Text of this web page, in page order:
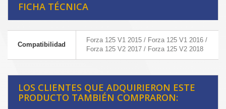
FICHA TÉCNICA
Compatibilidad
Forza 125 V1 2015 / Forza 125 V1 2016 /
Forza 125 V2 2017 / Forza 125 V2 2018
LOS CLIENTES QUE ADQUIRIERON ESTE
PRODUCTO TAMBIÉN COMPRARON: